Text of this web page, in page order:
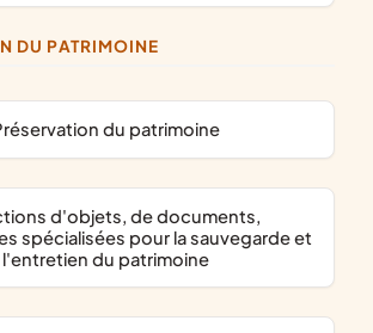
DU PATRIMOINE
préservation du patrimoine
spécialisées pour la sauvegarde et
l'entretien du patrimoine